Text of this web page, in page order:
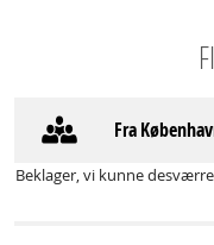
Fra
Beklager, vi kunne